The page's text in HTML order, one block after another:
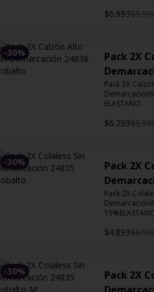
$6.993
-30%
Pack 2X
Cobalto
Pack 2X
ELASTANO
$6.293
-30%
Pack 2X
Cobalto
Pack 2X
$4.893
-30%
Pack 2X